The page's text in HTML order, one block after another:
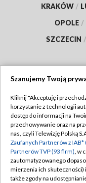
KRAKÓW /
OPOLE /
SZCZECIN /
Abonament TVP
Emisja w TVP
Centrum informacji
Naziemna
Szanujemy Twoją
Kliknij "Akceptuję i
korzystanie z technologii
dostęp do informacji na
przechowywanie oraz na
nas, czyli Telewizję Polską
Zaufanych Partnerów z
Partnerów TVP (93 firm), w
zautomatyzowanego
mierzenia ich skuteczności)
także zgody na